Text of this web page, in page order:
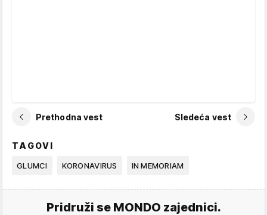
Prethodna vest Sledeća vest
TAGOVI
GLUMCI KORONAVIRUS IN MEMORIAM
Pridruži se MONDO zajednici.